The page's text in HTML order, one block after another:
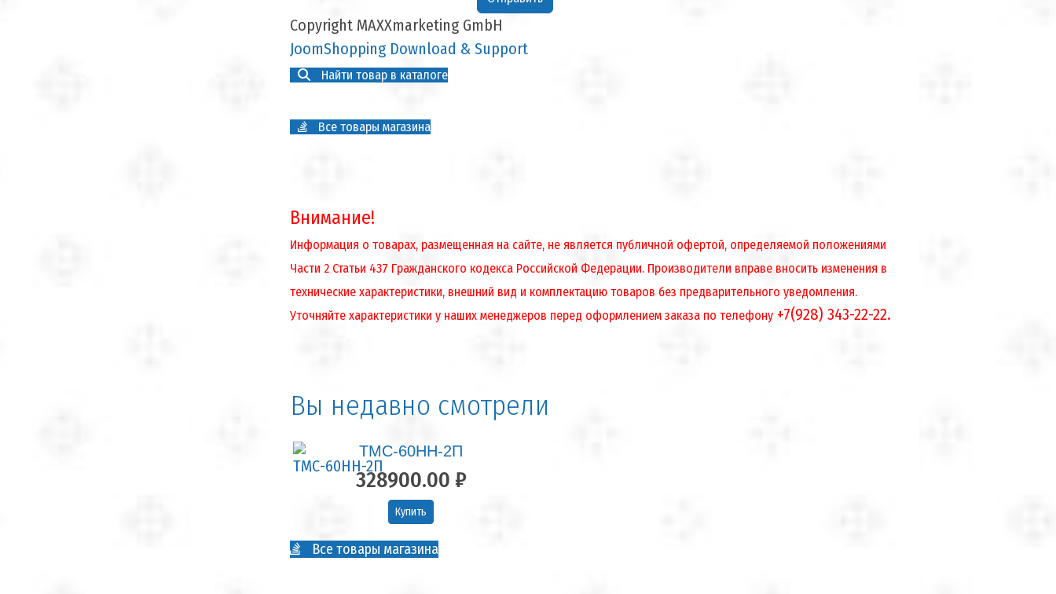
Copyright MAXXmarketing GmbH
JoomShopping Download & Support
Найти товар в каталоге
Все товары магазина
Внимание!
Информация о товарах, размещенная на сайте, не является публичной офертой, определяемой положениями
Части 2 Статьи 437 Гражданского кодекса Российской Федерации. Производители вправе вносить изменения в
технические характеристики, внешний вид и комплектацию товаров без предварительного уведомления.
Уточняйте характеристики у наших менеджеров перед оформлением заказа по телефону+7(928) 343-22-22.
Вы недавно смотрели
ТМС-60НН-2П
328900.00 ₽
Купить
Все товары магазина